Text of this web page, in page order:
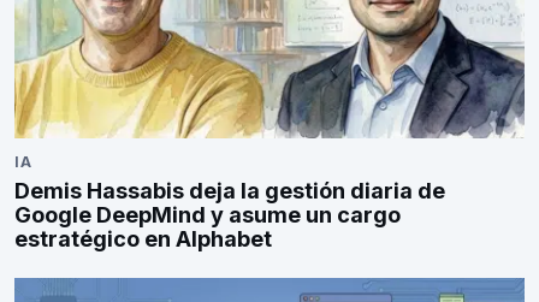
IA
Demis Hassabis deja la gestión diaria de
Google DeepMind y asume un cargo
estratégico en Alphabet